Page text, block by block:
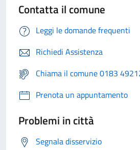
Contatta il comune
Leggi le domande frequenti
Richiedi Assistenza
Chiama il comune 0183
Prenota un appuntamento
Problemi in città
Segnala disservizio